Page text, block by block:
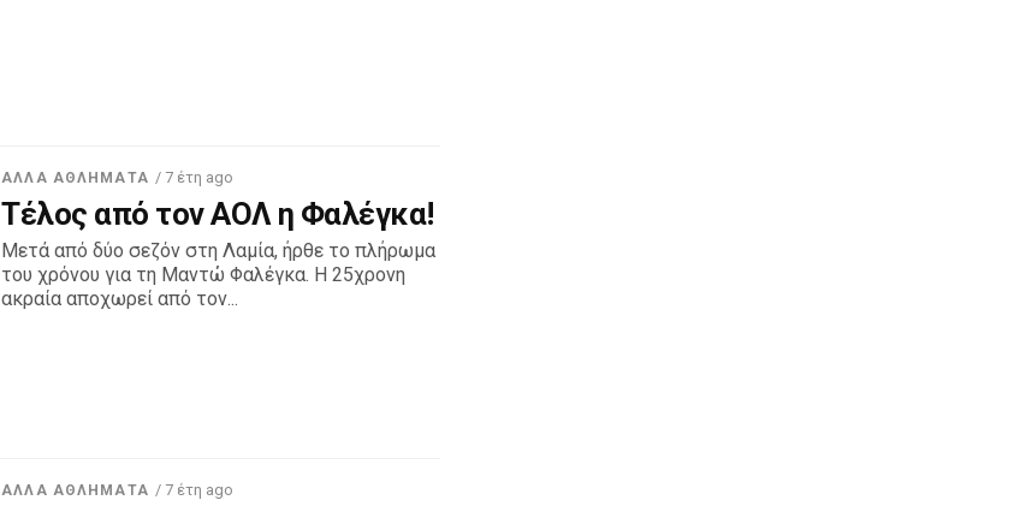
ΆΛΛΑ ΑΘΛΉΜΑΤΑ / 7 έτη ago
Τέλος από τον ΑΟΛ η Φαλέγκα!
Μετά από δύο σεζόν στη Λαμία, ήρθε το πλήρωμα
του χρόνου για τη Μαντώ Φαλέγκα. Η 25χρονη
ακραία αποχωρεί από τον...
ΆΛΛΑ ΑΘΛΉΜΑΤΑ / 7 έτη ago